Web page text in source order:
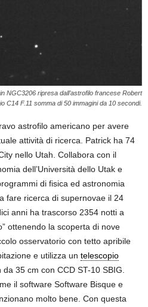
NGC3206 ripresa dall’astrofilo francese Robert
C14 F.11 somma di 50 immagini da 10 secondi.
astrofilo americano per avere
attività di ricerca. Patrick ha 74
nello Utah. Collabora con il
dell’Università dello Utak e
di fisica ed astronomia
fare ricerca di supernovae il 24
anni ha trascorso 2354 notti a
ottenendo la scoperta di nove
osservatorio con tetto apribile
e utilizza un telescopio
35 cm con CCD ST-10 SBIG.
il software Software Bisque e
molto bene. Con questa